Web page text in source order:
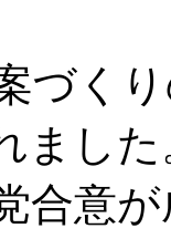
づく
まし
合意